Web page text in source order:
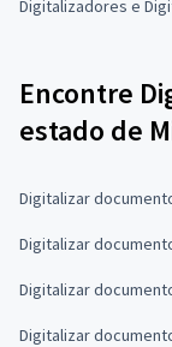
Digitalizadores e
Encontre
estado de
Digitalizar
Digitalizar
Digitalizar
Digitalizar